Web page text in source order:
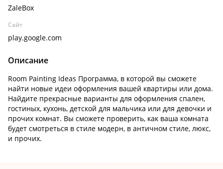
ZaleBox
Сайт
play.google.com
Описание
Room Painting Ideas Программа, в которой вы сможете
найти новые идеи оформления вашей квартиры или дома.
Найдите прекрасные варианты для оформления спален,
гостиных, кухонь, детской для мальчика или для девочки и
прочих комнат. Вы сможете проверить, как ваша комната
будет смотреться в стиле модерн, в античном стиле, люкс,
и прочих.